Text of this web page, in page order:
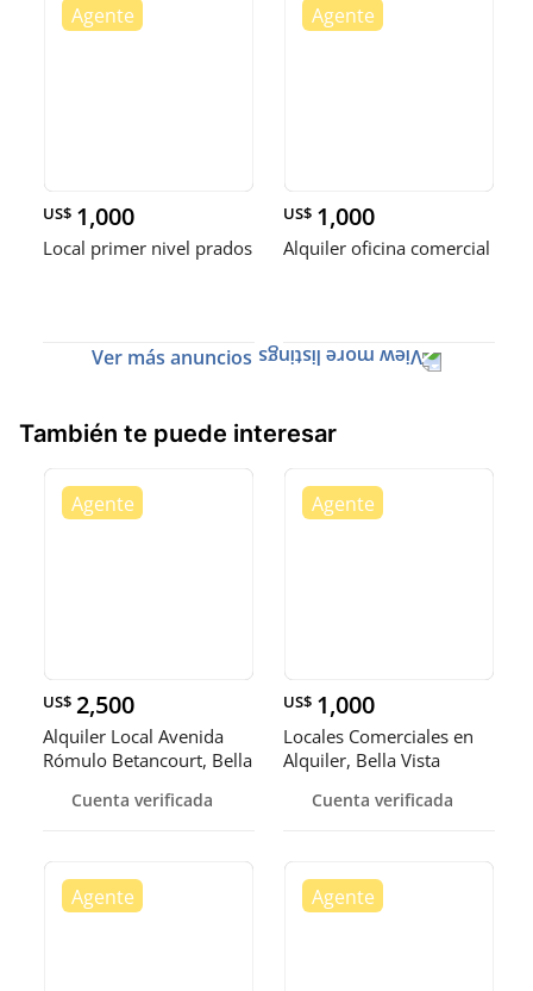
US$ 1,000
Local primer nivel prados
US$ 1,000
Alquiler oficina comercial
Ver más anuncios
También te puede interesar
US$ 2,500
Alquiler Local Avenida
Rómulo Betancourt, Bella
Cuenta verificada
US$ 1,000
Locales Comerciales en
Alquiler, Bella Vista
Cuenta verificada